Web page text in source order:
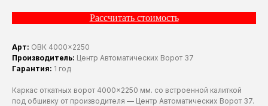
Рассчитать стоимость
Арт: ОВК 4000×2250
Производитель: Центр Автоматических Ворот 37
Гарантия: 1 год
Каркас откатных ворот 4000×2250 мм. со встроенной калиткой
под обшивку от производителя — Центр Автоматических Ворот 37.